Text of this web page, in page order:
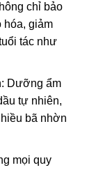
chỉ bảo
hóa, giảm
tác như
Dưỡng ẩm
tự nhiên,
bã nhờn
mọi quy